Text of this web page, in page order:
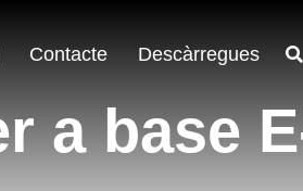
Contacte Descàrregues
a base